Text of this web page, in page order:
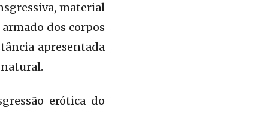
material
dos corpos
apresentada
natural.
erótica do